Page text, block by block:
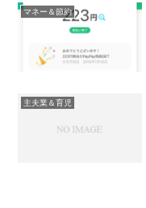
マネー＆節約
主夫業＆育児